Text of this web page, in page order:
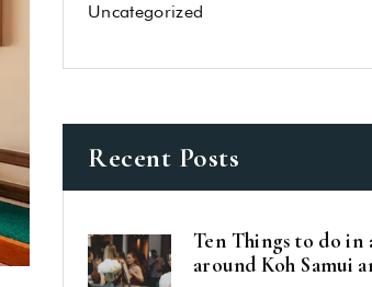
Uncategorized
Recent Posts
Ten Things to do in
around Koh Samui